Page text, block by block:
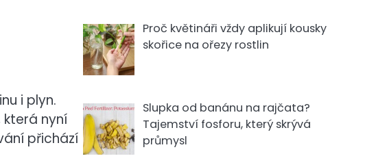
i plyn.
nyní
přichází
Proč květináři vždy aplikují kousky
skořice na ořezy rostlin
Slupka od banánu na rajčata?
Tajemství fosforu, který skrývá
průmysl